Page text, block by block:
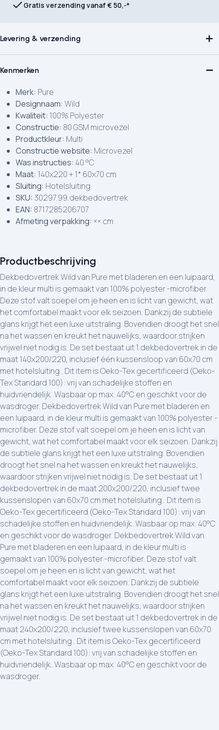
Productbeschrijving
Dekbedovertrek Wild van Pure met bladeren en een luipaard,
in de kleur multi is gemaakt van 100% polyester -microfiber.
Deze stof valt soepel om je heen en is licht van gewicht, wat
het comfortabel maakt voor elk seizoen. Dankzij de subtiele
glans krijgt het een luxe uitstraling. Bovendien droogt het snel
na het wassen en kreukt het nauwelijks, waardoor strijken
vrijwel niet nodig is. De set bestaat uit 1 dekbedovertrek in de
maat 140x200/220, inclusief één kussensloop van 60x70 cm
met hotelsluiting . Dit item is Oeko-Tex gecertificeerd (Oeko-
Tex Standard 100): vrij van schadelijke stoffen en
huidvriendelijk. Wasbaar op max. 40°C en geschikt voor de
wasdroger. Dekbedovertrek Wild van Pure met bladeren en
een luipaard, in de kleur multi is gemaakt van 100% polyester -
microfiber. Deze stof valt soepel om je heen en is licht van
gewicht, wat het comfortabel maakt voor elk seizoen. Dankzij
de subtiele glans krijgt het een luxe uitstraling. Bovendien
droogt het snel na het wassen en kreukt het nauwelijks,
waardoor strijken vrijwel niet nodig is. De set bestaat uit 1
dekbedovertrek in de maat 200x200/220, inclusief twee
kussenslopen van 60x70 cm met hotelsluiting . Dit item is
Oeko-Tex gecertificeerd (Oeko-Tex Standard 100): vrij van
schadelijke stoffen en huidvriendelijk. Wasbaar op max. 40°C
en geschikt voor de wasdroger. Dekbedovertrek Wild van
Pure met bladeren en een luipaard, in de kleur multi is
gemaakt van 100% polyester -microfiber. Deze stof valt
soepel om je heen en is licht van gewicht, wat het
comfortabel maakt voor elk seizoen. Dankzij de subtiele
glans krijgt het een luxe uitstraling. Bovendien droogt het snel
na het wassen en kreukt het nauwelijks, waardoor strijken
vrijwel niet nodig is. De set bestaat uit 1 dekbedovertrek in de
maat 240x200/220, inclusief twee kussenslopen van 60x70
cm met hotelsluiting . Dit item is Oeko-Tex gecertificeerd
(Oeko-Tex Standard 100): vrij van schadelijke stoffen en
huidvriendelijk. Wasbaar op max. 40°C en geschikt voor de
wasdroger.
Gratis verzending vanaf € 50,-*
Levering & verzending
Kenmerken
Merk: Pure
Designnaam: Wild
Kwaliteit: 100% Polyester
Constructie: 80 GSM microvezel
Productkleur: Multi
Constructie website: Microvezel
Was instructies: 40 °C
Maat: 140x220 + 1* 60x70 cm
Sluiting: Hotelsluiting
SKU: 30297.99.dekbedovertrek
EAN: 8717285206707
Afmeting verpakking: ×× cm